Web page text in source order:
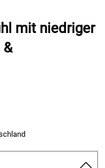
mit niedriger
&